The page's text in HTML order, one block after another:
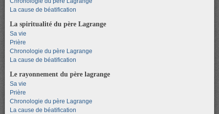
La cause de béatification
La spiritualité du père Lagrange
Sa vie
Prière
Chronologie du père Lagrange
La cause de béatification
Le rayonnement du père lagrange
Sa vie
Prière
Chronologie du père Lagrange
La cause de béatification